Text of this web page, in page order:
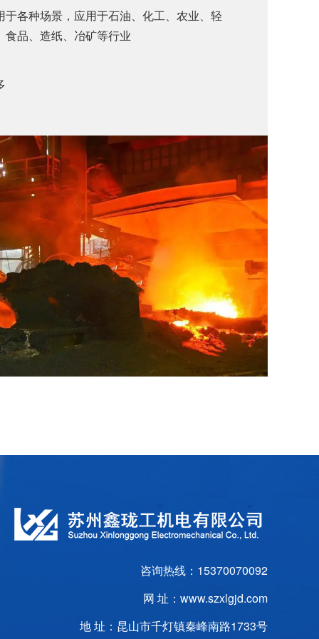
于各种场景，应用于石油、化工、农业、轻
食品、造纸、冶矿等行业
咨询热线：15370070092
网 址：www.szxlgjd.com
地 址：昆山市千灯镇秦峰南路1733号